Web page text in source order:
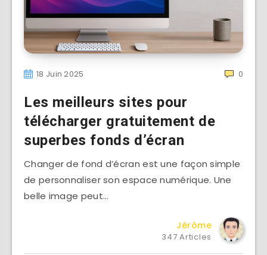
18 Juin 2025 0
Les meilleurs sites pour
télécharger gratuitement de
superbes fonds d’écran
Changer de fond d’écran est une façon simple
de personnaliser son espace numérique. Une
belle image peut…
Jérôme
347 Articles